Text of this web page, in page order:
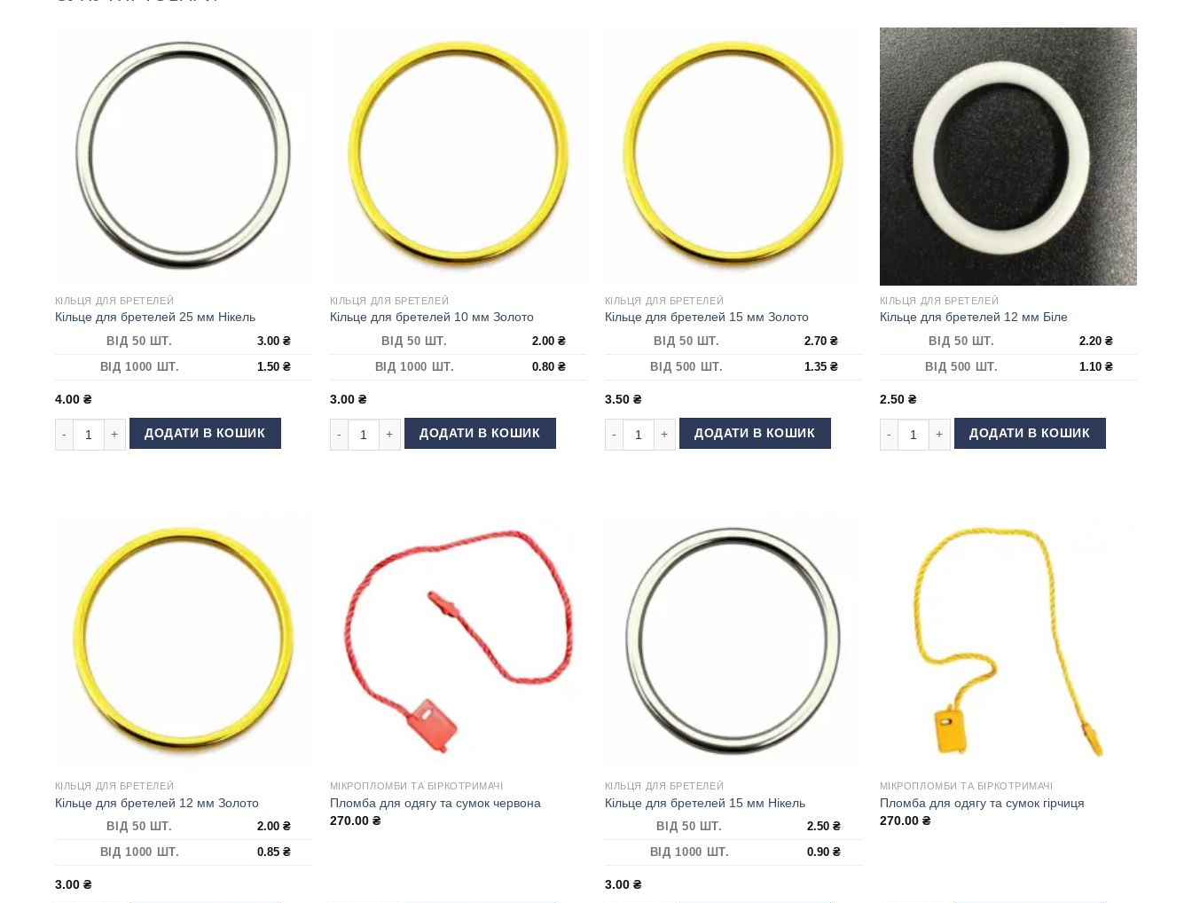
КІЛЬЦЯ ДЛЯ БРЕТЕЛЕЙ
Кільце для бретелей 25 мм Нікель
ВІД 50 ШТ. 3.00₴
ВІД 1000 ШТ.
1.50₴
4.00 ₴
Кільце для бретелей 25 мм Нікель кількість
ДОДАТИ В КОШИК
КІЛЬЦЯ ДЛЯ БРЕТЕЛЕЙ
Кільце для бретелей 10 мм Золото
ВІД 50 ШТ. 2.00₴
ВІД 1000 ШТ.
0.80₴
3.00 ₴
Кільце для бретелей 10 мм Золото кількість
ДОДАТИ В КОШИК
КІЛЬЦЯ ДЛЯ БРЕТЕЛЕЙ
Кільце для бретелей 15 мм Золото
ВІД 50 ШТ. 2.70₴
ВІД 500 ШТ.
1.35₴
3.50 ₴
Кільце для бретелей 15 мм Золото кількість
ДОДАТИ В КОШИК
КІЛЬЦЯ ДЛЯ БРЕТЕЛЕЙ
Кільце для бретелей 12 мм Біле
ВІД 50 ШТ. 2.20₴
ВІД 500 ШТ.
1.10₴
2.50 ₴
Кільце для бретелей 12 мм Біле кількість
ДОДАТИ В КОШИК
КІЛЬЦЯ ДЛЯ БРЕТЕЛЕЙ
Кільце для бретелей 12 мм Золото
ВІД 50 ШТ. 2.00₴
ВІД 1000 ШТ.
0.85₴
3.00 ₴
МІКРОПЛОМБИ ТА БІРКОТРИМАЧІ
Пломба для одягу та сумок червона
270.00 ₴
КІЛЬЦЯ ДЛЯ БРЕТЕЛЕЙ
Кільце для бретелей 15 мм Нікель
ВІД 50 ШТ. 2.50₴
ВІД 1000 ШТ.
0.90₴
3.00 ₴
МІКРОПЛОМБИ ТА БІРКОТРИМАЧІ
Пломба для одягу та сумок гірчиця
270.00 ₴